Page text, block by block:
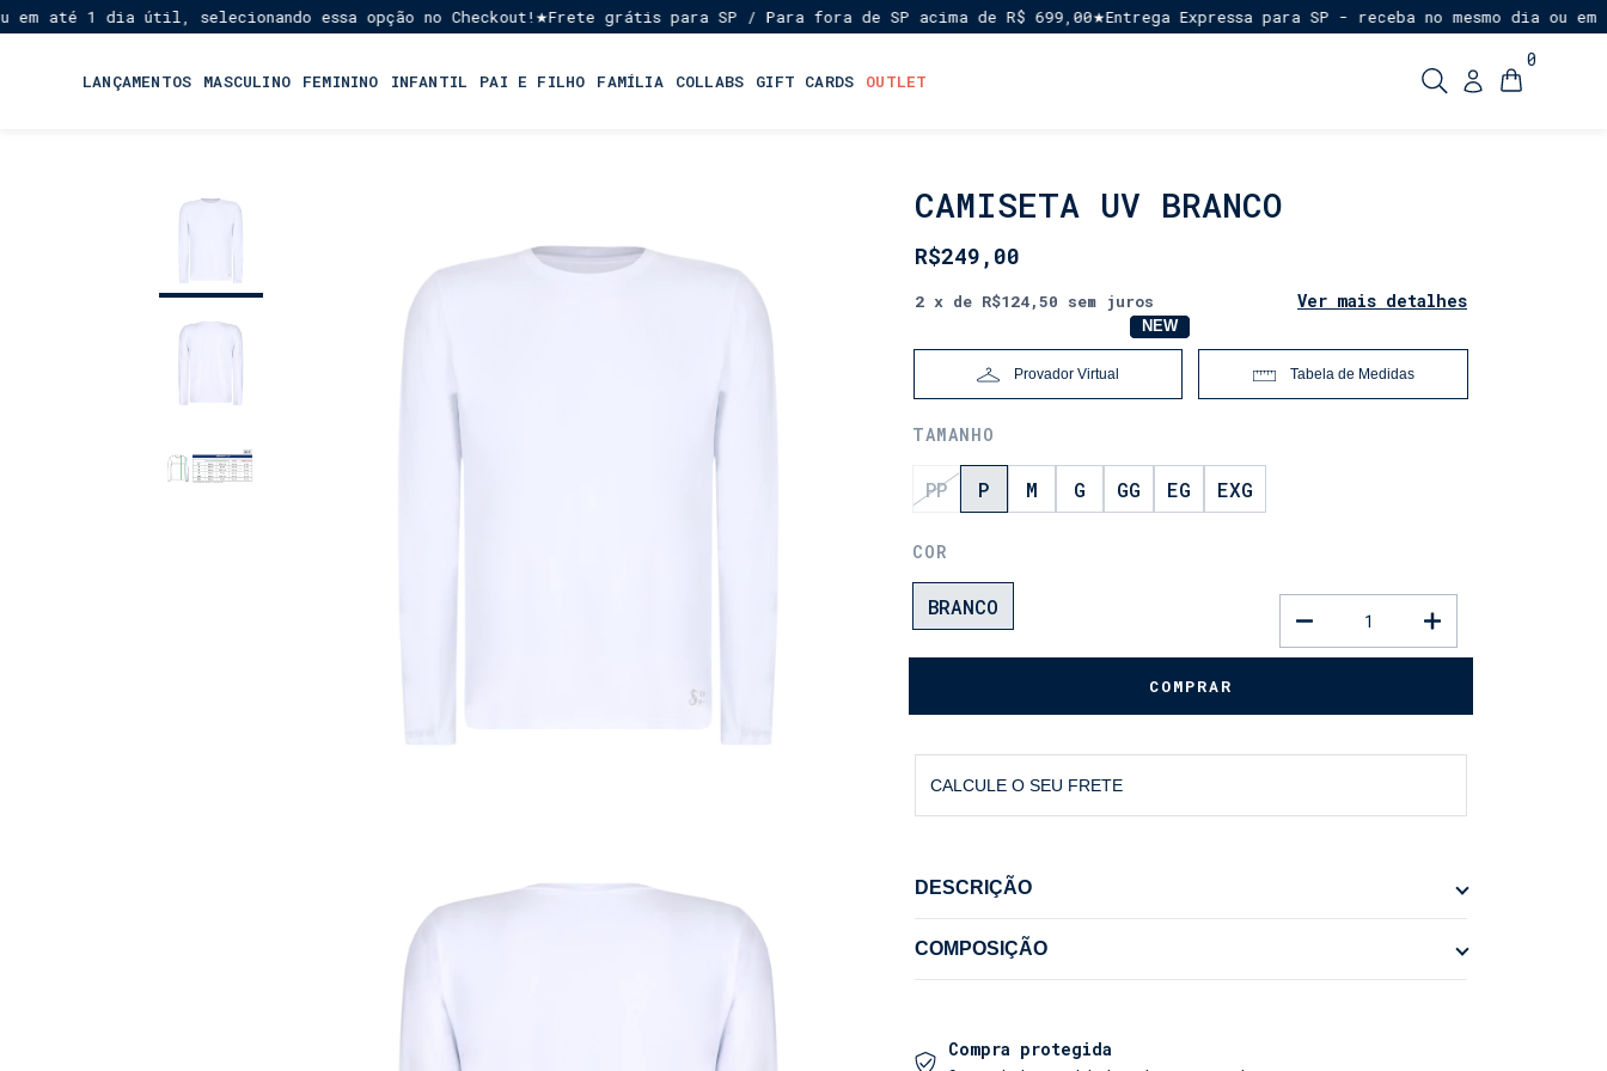
1 dia útil, selecionando essa opção no Checkout!★Frete grátis para SP / Para fora de SP acima de R$ 699,00★Entrega Expressa para SP - receba no mesmo dia ou em
LANÇAMENTOS MASCULINO FEMININO INFANTIL PAI E FILHO FAMÍLIA COLLABS GIFT CARDS OUTLET
0
INÍCIO
•
LANÇAMENTOS
•
DOS
CAMISETA UV BRANCO
R$249,00
2 x de R$124,50 sem juros Ver mais detalhes
Provador Virtual
NOVO
NEW
Tabela de Medidas
TAMANHO
PP P M G GG EG EXG
COR
BRANCO
CALCULE O SEU FRETE
DESCRIÇÃO
COMPOSIÇÃO
Compra protegida